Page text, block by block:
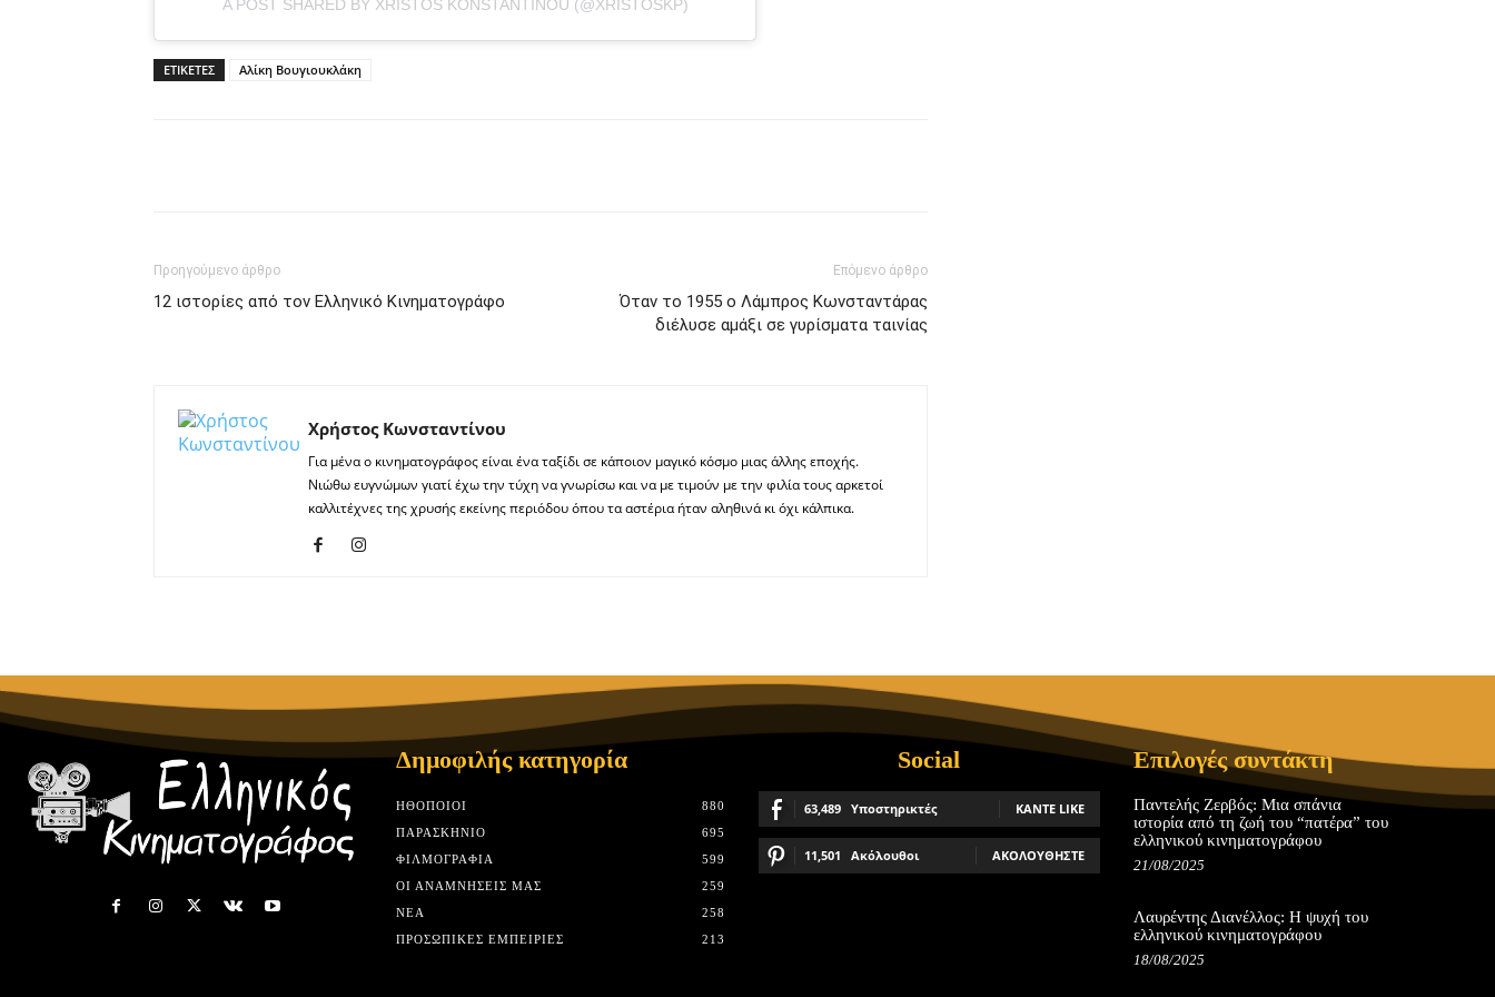
A POST SHARED BY XRISTOS KONSTANTINOU (@XRISTOSKP)
ΕΤΙΚΕΤΕΣ Αλίκη Βουγιουκλάκη
Προηγούμενο άρθρο
12 ιστορίες από τον Ελληνικό Κινηματογράφο
Επόμενο άρθρο
Όταν το 1955 ο Λάμπρος Κωνσταντάρας
διέλυσε αμάξι σε γυρίσματα ταινίας
Χρήστος Κωνσταντίνου
Για μένα ο κινηματογράφος είναι ένα ταξίδι σε κάποιον μαγικό κόσμο μιας άλλης εποχής.
Νιώθω ευγνώμων γιατί έχω την τύχη να γνωρίσω και να με τιμούν με την φιλία τους αρκετοί
καλλιτέχνες της χρυσής εκείνης περιόδου όπου τα αστέρια ήταν αληθινά κι όχι κάλπικα.
Δημοφιλής κατηγορία
HΘΟΠΟΙΟΊ
880
ΠΑΡΑΣΚΉΝΙΟ
695
ΦΙΛΜΟΓΡΑΦΊΑ
599
ΟΙ ΑΝΑΜΝΉΣΕΙΣ ΜΑΣ
259
ΝΈΑ
258
ΠΡΟΣΩΠΙΚΈΣ ΕΜΠΕΙΡΊΕΣ
213
Social
63,489 Υποστηρικτές ΚΆΝΤΕ LIKE
11,501 Ακόλουθοι ΑΚΟΛΟΥΘΉΣΤΕ
Επιλογές συντάκτη
Παντελής Ζερβός: Μια σπάνια
ιστορία από τη ζωή του “πατέρα” του
ελληνικού κινηματογράφου
21/08/2025
Λαυρέντης Διανέλλος: Η ψυχή του
ελληνικού κινηματογράφου
18/08/2025